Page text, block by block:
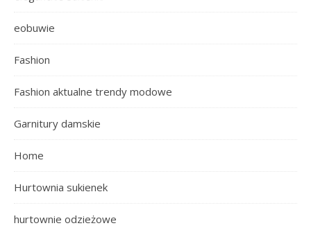
eobuwie
Fashion
Fashion aktualne trendy modowe
Garnitury damskie
Home
Hurtownia sukienek
hurtownie odzieżowe